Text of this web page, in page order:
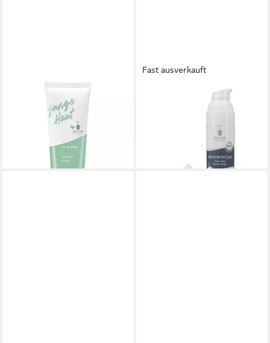
Gesichtspflege Peeling-Maske
junge Haut, 125 ml
(99,12 €/ 1 l)
lieferbar - in 3-4 Werktagen bei dir
Fast ausverkauft
Gesichtsfluid BIOTURM
lieferbar - in 3-4 Werktagen bei dir